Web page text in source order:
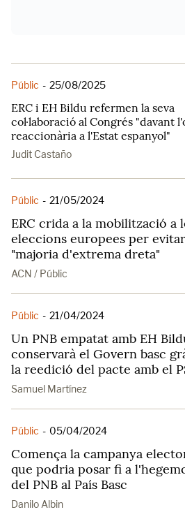
Públic - 25/08/2025
ERC i EH Bildu refermen la seva
col·laboració al Congrés "davant
reaccionària a l'Estat espanyol"
Judit Castaño
Públic - 21/05/2024
ERC crida a la mobilització a
eleccions europees per
"majoria d'extrema dreta"
ACN / Públic
Públic - 21/04/2024
Un PNB empatat amb EH
conservarà el Govern basc
la reedició del pacte amb el
Samuel Martínez
Públic - 05/04/2024
Comença la campanya
que podria posar fi a
del PNB al País Basc
Danilo Albin